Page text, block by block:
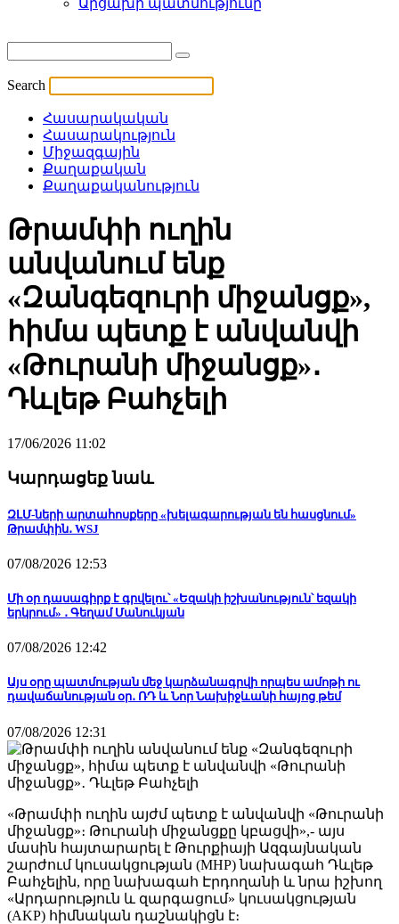
Արցախի պատմությունը
Search
Հասարակական
Հասարակություն
Միջազգային
Քաղաքական
Քաղաքականություն
Թրամփի ուղին
անվանում ենք
«Զանգեզուրի միջանցք»,
հիմա պետք է անվանվի
«Թուրանի միջանցք»․
Դևլեթ Բահչելի
17/06/2026 11:02
Կարդացեք նաև
ԶԼՄ-ների արտահոսքերը «խելագարության են հասցնում»
Թրամփին․ WSJ
07/08/2026 12:53
Մի օր դասագիրք է գրվելու՝ «Եզակի իշխանություն՝ եզակի
երկրում» ․ Գեղամ Մանուկյան
07/08/2026 12:42
Այս օրը պատմության մեջ կարձանագրվի որպես ամոթի ու
դավաճանության օր․ ՌԴ և Նոր Նախիջևանի հայոց թեմ
07/08/2026 12:31
«Թրամփի ուղին այժմ պետք է անվանվի «Թուրանի
միջանցք»։ Թուրանի միջանցքը կբացվի»,- այս
մասին հայտարարել է Թուրքիայի Ազգայնական
շարժում կուսակցության (MHP) նախագահ Դևլեթ
Բահչելին, որը նախագահ Էրդողանի և նրա իշխող
«Արդարություն և զարգացում» կուսակցության
(AKP) հիմնական դաշնակիցն է։